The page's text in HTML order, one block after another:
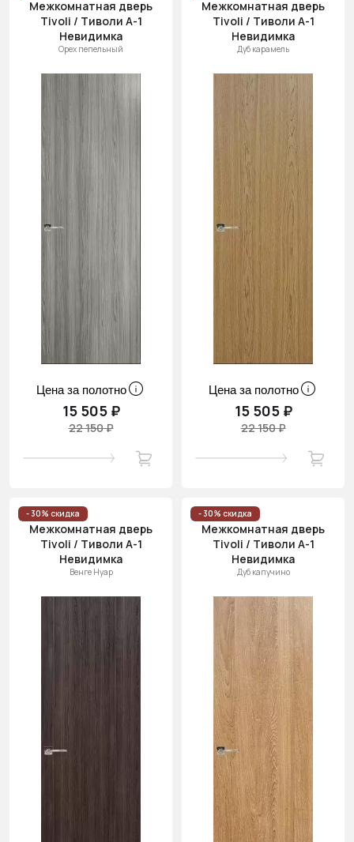
Межкомнатная дверь
Tivoli / Тиволи А-1
Невидимка
Орех пепельный
Цена за полотно
15 505 ₽
22 150 ₽
Межкомнатная дверь
Tivoli / Тиволи А-1
Невидимка
Дуб карамель
Цена за полотно
15 505 ₽
22 150 ₽
- 30% скидка
Межкомнатная дверь
Tivoli / Тиволи А-1
Невидимка
Венге Нуар
- 30% скидка
Межкомнатная дверь
Tivoli / Тиволи А-1
Невидимка
Дуб капучино